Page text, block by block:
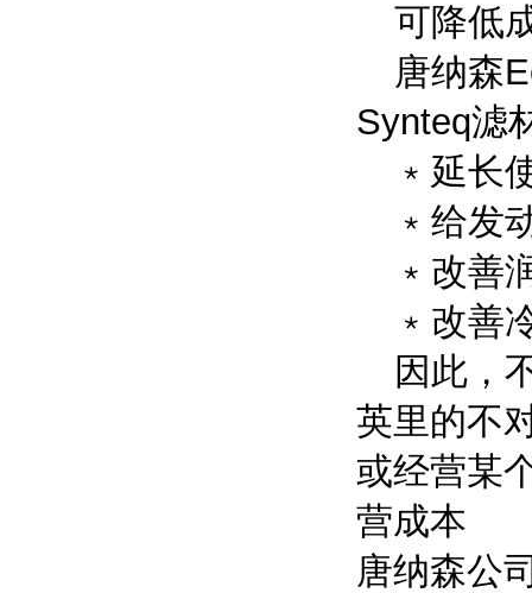
可降低
唐纳森
Synteq滤
﹡延长
﹡给发
﹡改善
﹡改善
因此，
英里的不
或经营某
营成本
唐纳森公